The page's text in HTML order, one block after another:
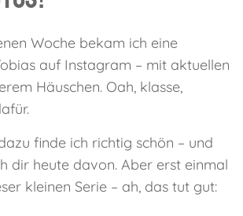
Woche bekam ich eine
auf Instagram – mit aktuellen
Häuschen. Oah, klasse,
finde ich richtig schön – und
dir heute davon. Aber erst einmal
kleinen Serie – ah, das tut gut: